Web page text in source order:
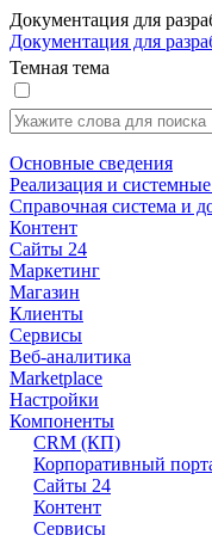
Документация для
Документация для
Темная тема
Основные сведения
Реализация и
Справочная система и
Контент
Сайты 24
Маркетинг
Магазин
Клиенты
Сервисы
Веб-аналитика
Marketplace
Настройки
Компоненты
CRM (КП)
Корпоративный
Сайты 24
Контент
Сервисы